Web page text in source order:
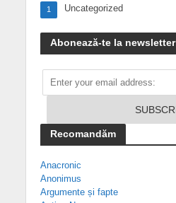
Uncategorized
1
Abonează-te la newsletter
Recomandăm
Anacronic
Anonimus
Argumente și fapte